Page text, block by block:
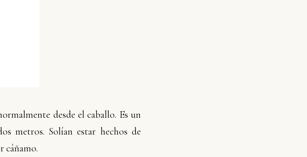
desde el caballo. Es un
metros. Solían estar hechos de
cáñamo.